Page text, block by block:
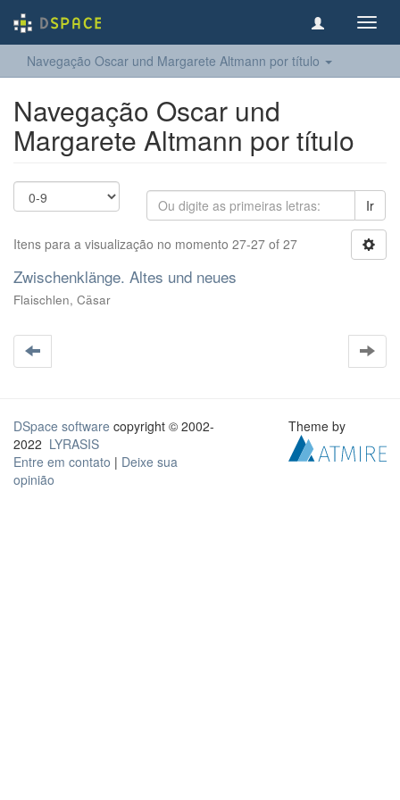
Navegação Oscar und Margarete Altmann por título
Navegação Oscar und
Margarete Altmann por título
Ir
Itens para a visualização no momento 27-27 of 27
Zwischenklänge. Altes und neues
Flaischlen, Cäsar
DSpace software copyright © 2002-
2022 LYRASIS
Entre em contato | Deixe sua
opinião
Theme by